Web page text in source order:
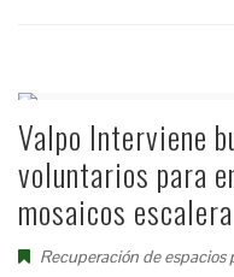
Valpo Interviene
voluntarios para
mosaicos
Recuperación de espacios